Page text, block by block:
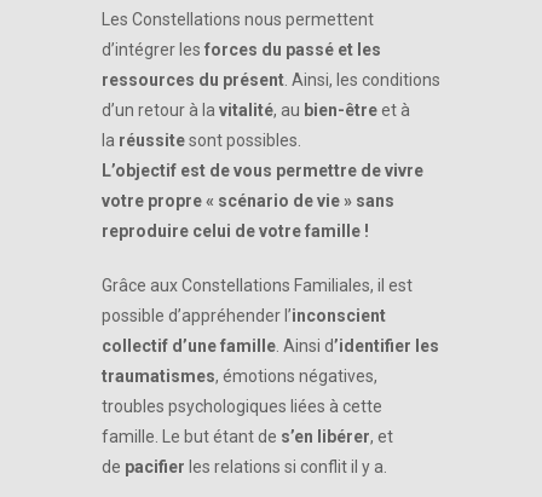
Les Constellations nous permettent
d’intégrer les forces du passé et les
ressources du présent . Ainsi, les conditions
d’un retour à la vitalité, au bien-êtreet à
la réussitesont possibles.
L’objectif est de vous permettre de vivre
votre propre « scénario de vie » sans
reproduire celui de votre famille !
Grâce aux Constellations Familiales, il est
possible d’appréhender l’inconscient
collectif d’une famille . Ainsi d’identifier les
traumatismes, émotions négatives,
troubles psychologiques liées à cette
famille. Le but étant de s’en libérer, et
de pacifier les relations si conflit il y a.